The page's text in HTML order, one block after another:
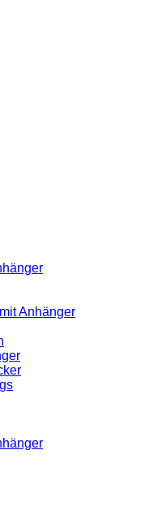
Anhänger